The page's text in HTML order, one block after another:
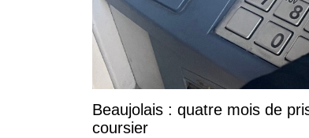
Beaujolais : quatre mois de
coursier